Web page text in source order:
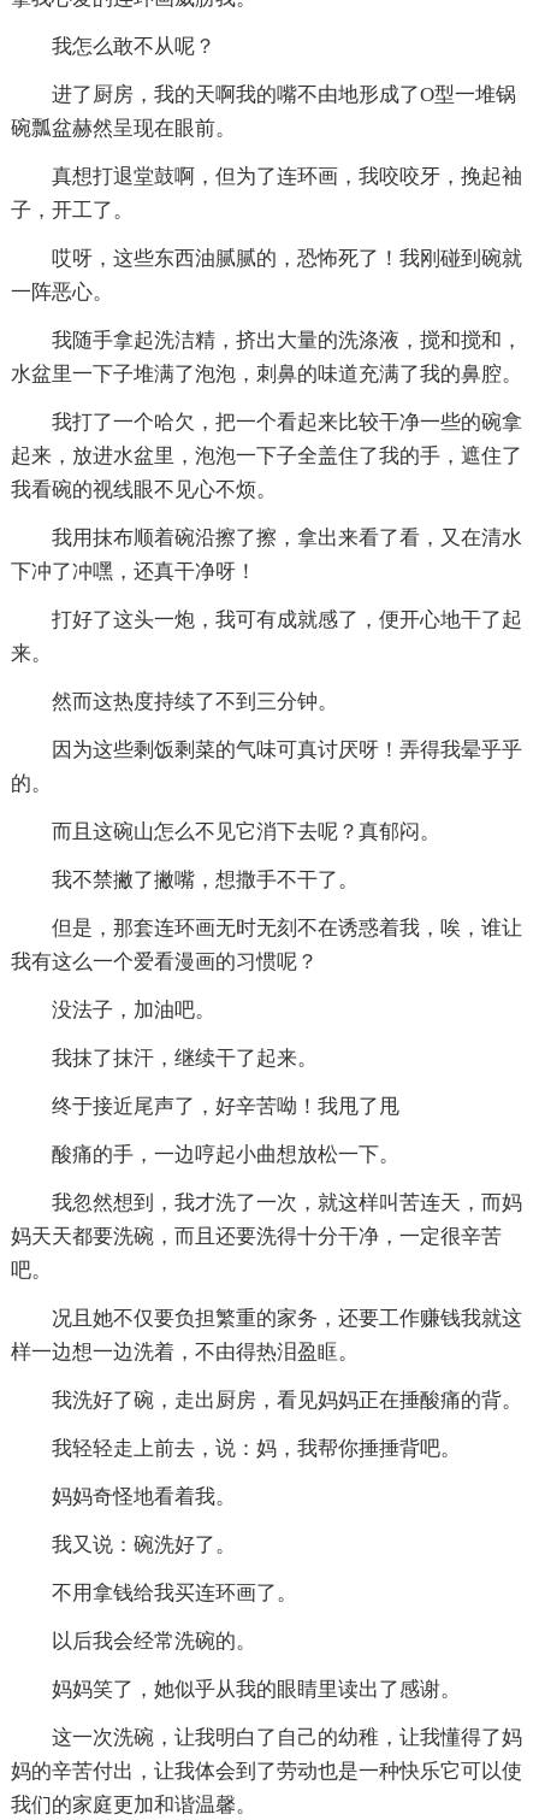
我怎么敢不从呢？
进了厨房，我的天啊我的嘴不由地形成了O型一堆锅
碗瓢盆赫然呈现在眼前。
真想打退堂鼓啊，但为了连环画，我咬咬牙，挽起袖
子，开工了。
哎呀，这些东西油腻腻的，恐怖死了！我刚碰到碗就
一阵恶心。
我随手拿起洗洁精，挤出大量的洗涤液，搅和搅和，
水盆里一下子堆满了泡泡，刺鼻的味道充满了我的鼻腔。
我打了一个哈欠，把一个看起来比较干净一些的碗拿
起来，放进水盆里，泡泡一下子全盖住了我的手，遮住了
我看碗的视线眼不见心不烦。
我用抹布顺着碗沿擦了擦，拿出来看了看，又在清水
下冲了冲嘿，还真干净呀！
打好了这头一炮，我可有成就感了，便开心地干了起
来。
然而这热度持续了不到三分钟。
因为这些剩饭剩菜的气味可真讨厌呀！弄得我晕乎乎
的。
而且这碗山怎么不见它消下去呢？真郁闷。
我不禁撇了撇嘴，想撒手不干了。
但是，那套连环画无时无刻不在诱惑着我，唉，谁让
我有这么一个爱看漫画的习惯呢？
没法子，加油吧。
我抹了抹汗，继续干了起来。
终于接近尾声了，好辛苦呦！我甩了甩
酸痛的手，一边哼起小曲想放松一下。
我忽然想到，我才洗了一次，就这样叫苦连天，而妈
妈天天都要洗碗，而且还要洗得十分干净，一定很辛苦
吧。
况且她不仅要负担繁重的家务，还要工作赚钱我就这
样一边想一边洗着，不由得热泪盈眶。
我洗好了碗，走出厨房，看见妈妈正在捶酸痛的背。
我轻轻走上前去，说：妈，我帮你捶捶背吧。
妈妈奇怪地看着我。
我又说：碗洗好了。
不用拿钱给我买连环画了。
以后我会经常洗碗的。
妈妈笑了，她似乎从我的眼睛里读出了感谢。
这一次洗碗，让我明白了自己的幼稚，让我懂得了妈
妈的辛苦付出，让我体会到了劳动也是一种快乐它可以使
我们的家庭更加和谐温馨。